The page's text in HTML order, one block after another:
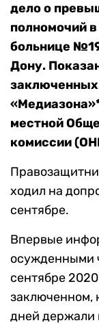
дело о
полномочий
больнице
Дону.
местной
комиссии
ходил на
сентябре.
Впервые
осужденными
сентябре
заключенном,
дней держали